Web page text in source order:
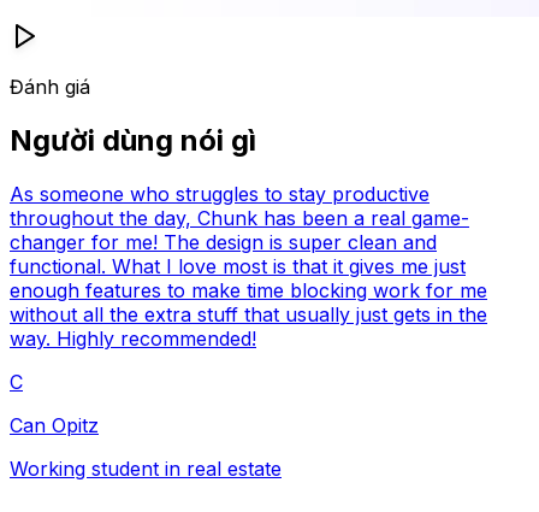
Đánh giá
Người dùng nói gì
As someone who struggles to stay productive
throughout the day, Chunk has been a real game-
changer for me! The design is super clean and
functional. What I love most is that it gives me just
enough features to make time blocking work for me
without all the extra stuff that usually just gets in the
way. Highly recommended!
C
Can Opitz
Working student in real estate